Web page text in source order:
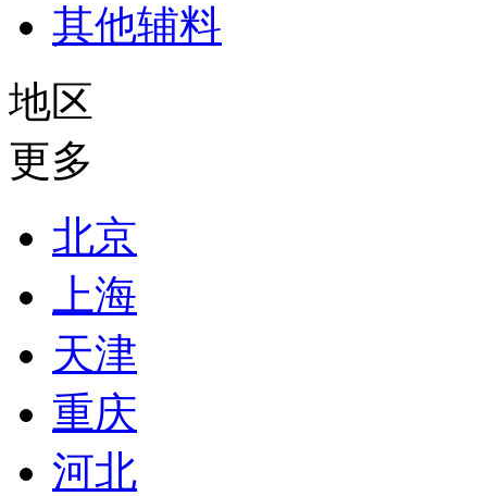
其他辅料
地区
更多
北京
上海
天津
重庆
河北